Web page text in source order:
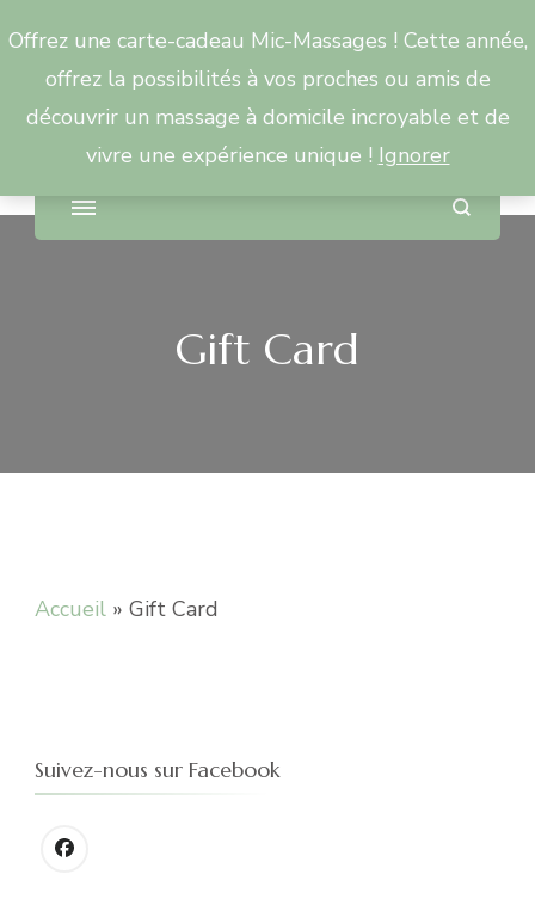
Offrez une carte-cadeau Mic-Massages ! Cette année,
offrez la possibilités à vos proches ou amis de
découvrir un massage à domicile incroyable et de
vivre une expérience unique ! Ignorer
Mic Massages
Et le sourire retrouvé !
Gift Card
Accueil » Gift Card
Suivez-nous sur Facebook